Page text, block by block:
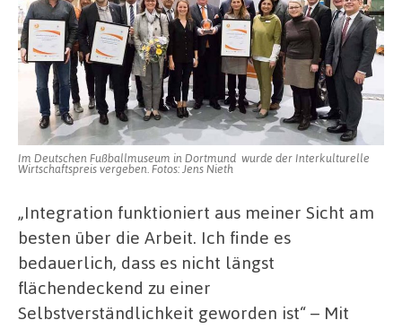
Im Deutschen Fußballmuseum in Dortmund wurde der Interkulturelle
Wirtschaftspreis vergeben. Fotos: Jens Nieth
„Integration funktioniert aus meiner Sicht am
besten über die Arbeit. Ich finde es
bedauerlich, dass es nicht längst
flächendeckend zu einer
Selbstverständlichkeit geworden ist“ – Mit